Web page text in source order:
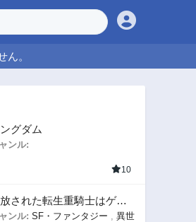
。
グダム
ンル:
10
された転生重騎士はゲー
識で無双する
ンル: SF・ファンタジー
異世